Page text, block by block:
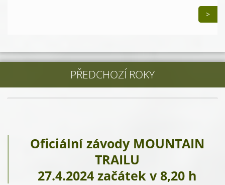
>
PŘEDCHOZÍ ROKY
Oficiální závody MOUNTAIN
TRAILU
27.4.2024 začátek v 8,20 h